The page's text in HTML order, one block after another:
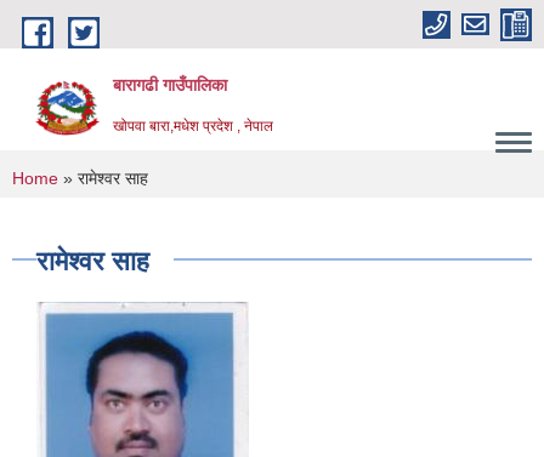
Skip to main content
बारागढी गाउँपालिका
खोपवा बारा,मधेश प्रदेश , नेपाल
You are here
Home » रामेश्वर साह
रामेश्वर साह